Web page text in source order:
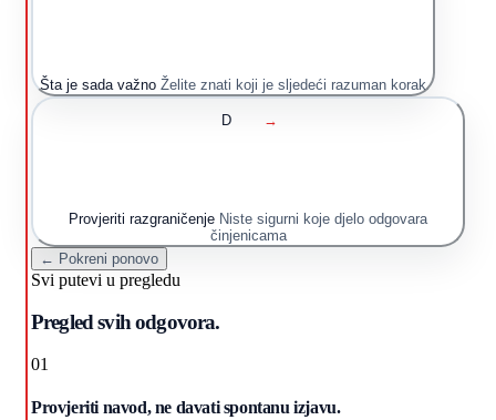
Šta je sada važno Želite znati koji je sljedeći razuman korak
D →
Provjeriti razgraničenje Niste sigurni koje djelo odgovara
činjenicama
← Pokreni ponovo
Svi putevi u pregledu
Pregled svih odgovora.
01
Provjeriti navod, ne davati spontanu izjavu.